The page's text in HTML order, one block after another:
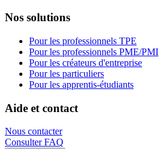
Nos solutions
Pour les professionnels TPE
Pour les professionnels PME/PMI
Pour les créateurs d'entreprise
Pour les particuliers
Pour les apprentis-étudiants
Aide et contact
Nous contacter
Consulter FAQ